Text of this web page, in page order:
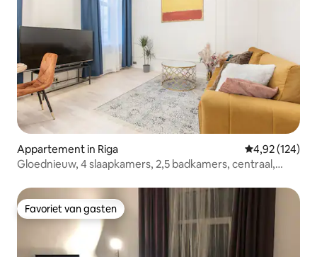
Appartement in Riga Gemiddelde
4,92 (124)
Gloednieuw, 4 slaapkamers, 2,5 badkamers, centraal,
Favoriet van gasten
Favoriet van gasten